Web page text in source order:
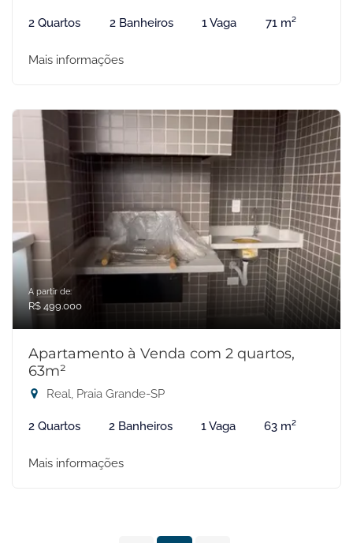
2 Quartos 2 Banheiros 1 Vaga 71 m²
Mais informações
A partir de:
R$ 499.000
Apartamento à Venda com 2 quartos,
63m²
Real, Praia Grande-SP
2 Quartos 2 Banheiros 1 Vaga 63 m²
Mais informações